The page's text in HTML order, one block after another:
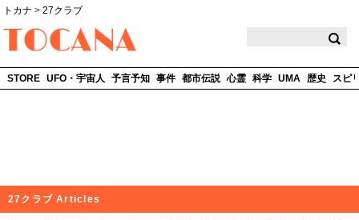
トカナ > 27クラブ
STORE UFO・宇宙人 予言予知 事件 都市伝説 心霊 科学 UMA 歴史 スピ
27クラブ Articles